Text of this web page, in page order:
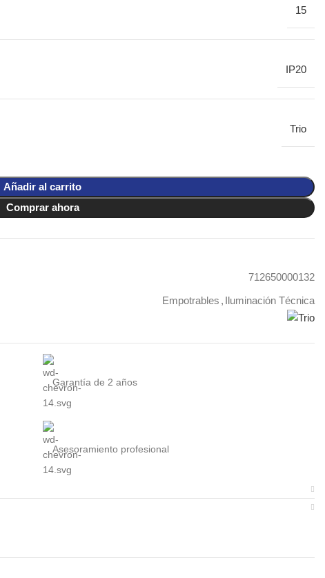
15
IP20
Trio
Añadir al carrito
Comprar ahora
712650000132
Empotrables , Iluminación Técnica
Garantía de 2 años
Asesoramiento profesional